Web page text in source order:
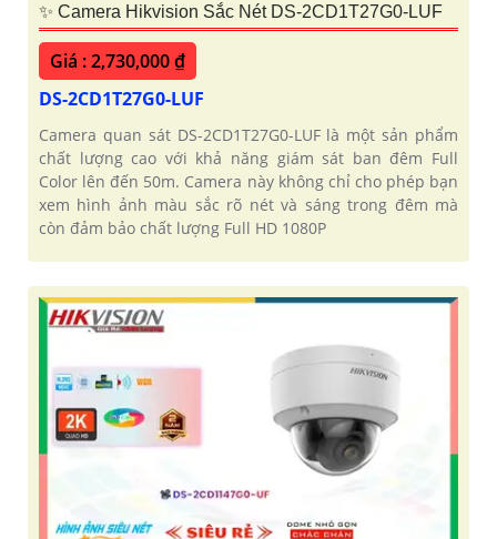
✨ Camera Hikvision Sắc Nét DS-2CD1T27G0-LUF
Giá : 2,730,000 ₫
DS-2CD1T27G0-LUF
Camera quan sát DS-2CD1T27G0-LUF là một sản phẩm
chất lượng cao với khả năng giám sát ban đêm Full
Color lên đến 50m. Camera này không chỉ cho phép bạn
xem hình ảnh màu sắc rõ nét và sáng trong đêm mà
còn đảm bảo chất lượng Full HD 1080P